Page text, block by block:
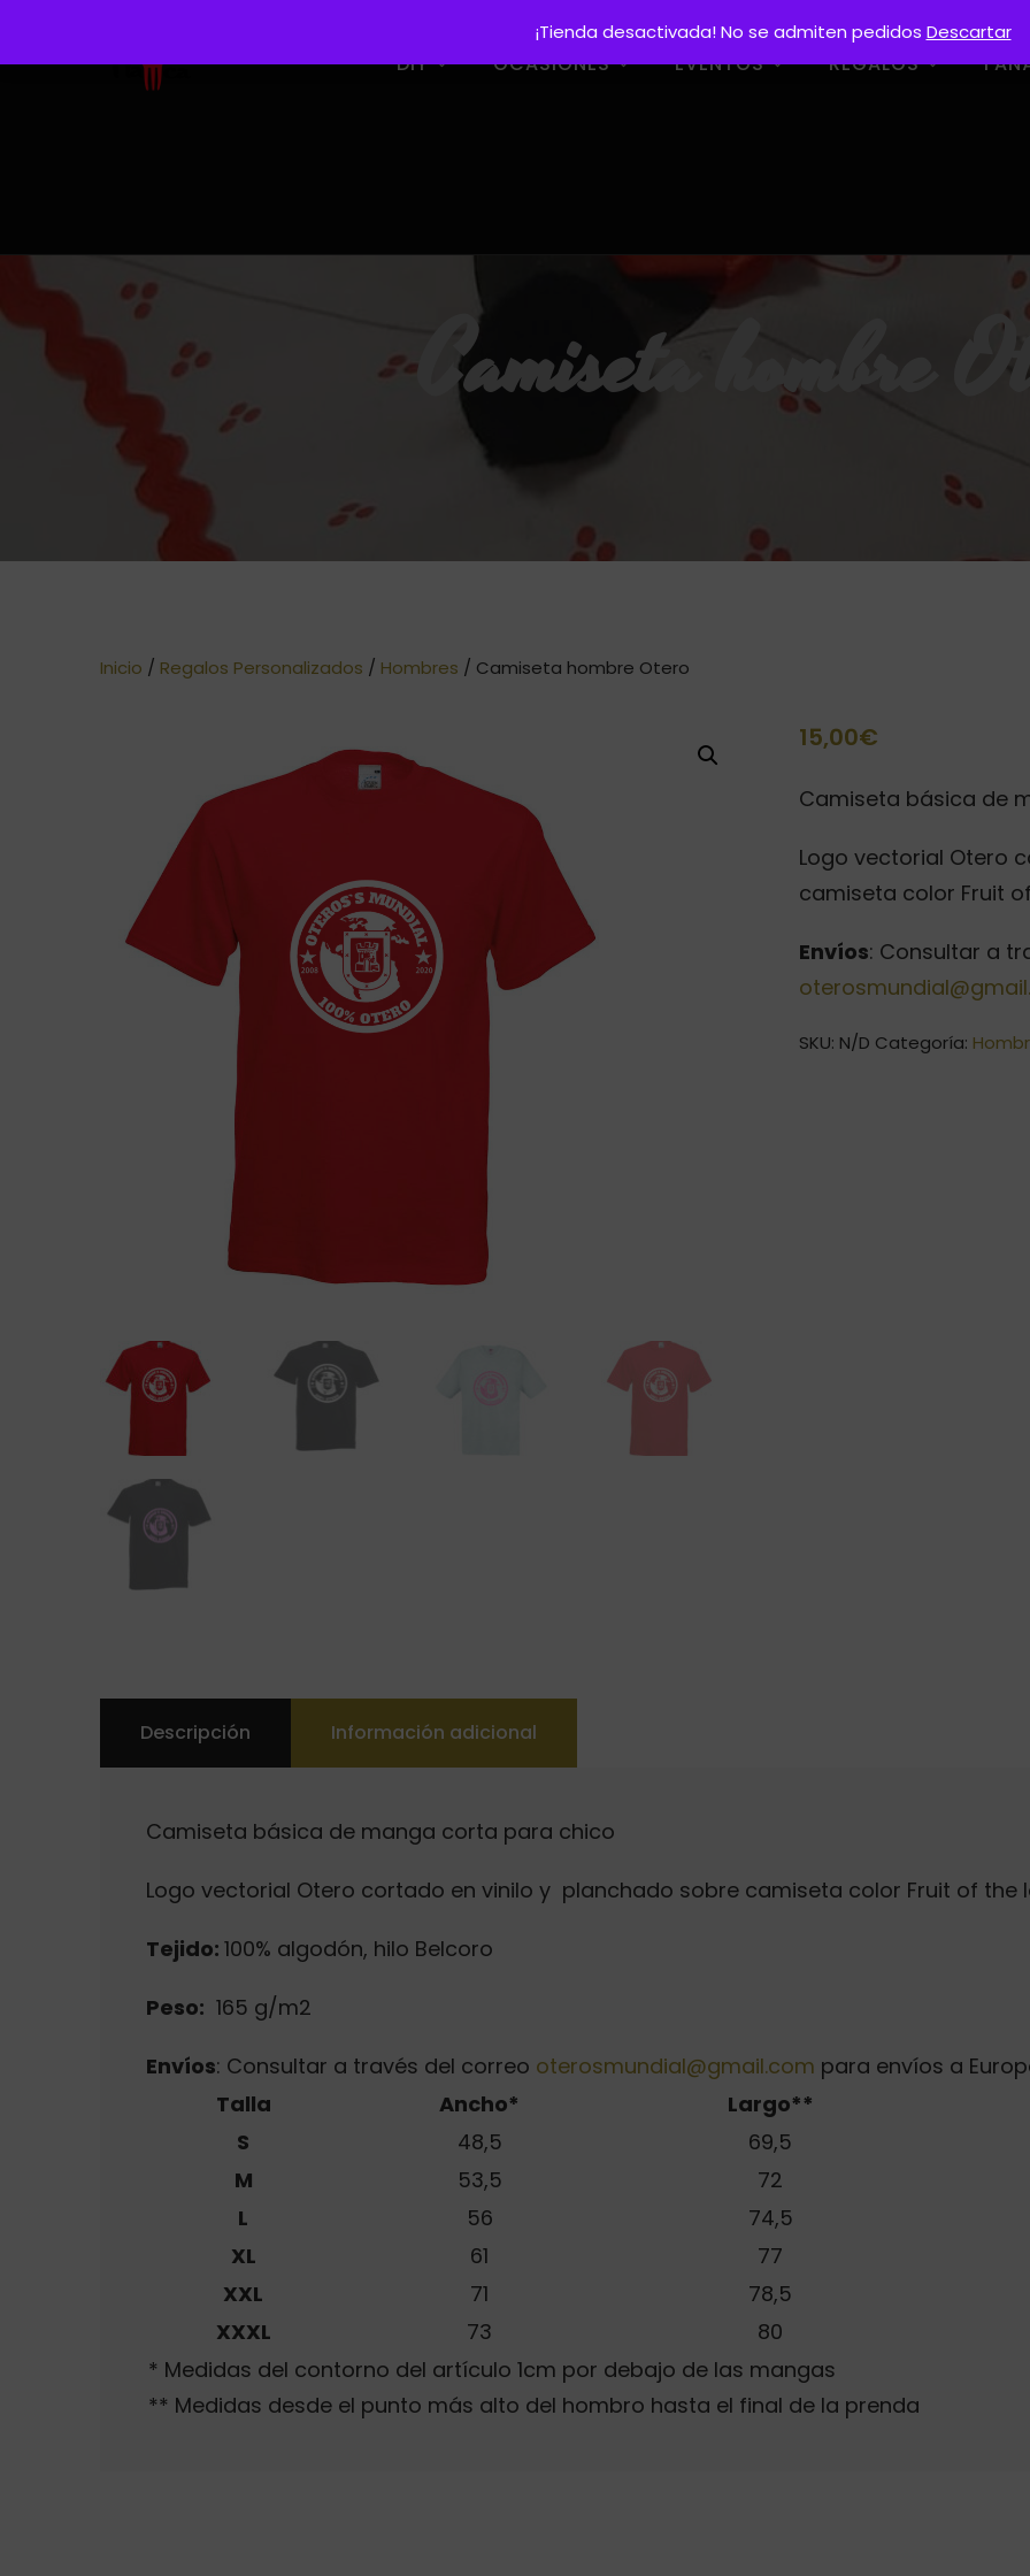
DIY OCASIONES EVENTOS REGALOS
Camiseta hombre
Inicio / Regalos Personalizados / Hombres / Camiseta hombre Otero
15,00€
Camiseta básica de
Logo vectorial Otero
camiseta color Fruit
Envíos: Consultar a
SKU: N/D Categoría:
Descripción Información adicional
Camiseta básica de manga corta para chico
Logo vectorial Otero cortado en vinilo y planchado sobre camiseta color Fruit of the
Tejido: 100% algodón, hilo Belcoro
Peso: 165 g/m2
Envíos: Consultar a través del correo oterosmundial@gmail.com para envíos a
Talla
Ancho*
Largo**
S
48,5
69,5
M
53,5
72
L
56
74,5
XL
61
77
XXL
71
78,5
XXXL
73
80
* Medidas del contorno del artículo 1cm por debajo de las mangas
** Medidas desde el punto más alto del hombro hasta el final de la prenda
¡Tienda desactivada! No se admiten pedidos Descartar